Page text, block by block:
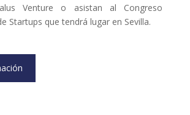
Venture o asistan al Congreso
Startups que tendrá lugar en Sevilla.